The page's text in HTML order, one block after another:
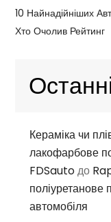
10 Найнадійніших
Хто Очолив Рейтинг
Кераміка чи
лакофарбове
FDSautoдо
поліуретанове
автомобіля